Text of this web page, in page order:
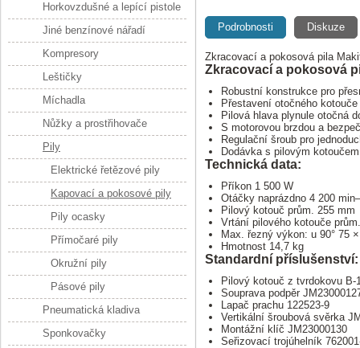
Podrobnosti Diskuze
Zkracovací a pokosová pila
Zkracovací a pokosová
Robustní konstrukce pro
Přestavení otočného kotouče
Pilová hlava plynule otočná
S motorovou brzdou a
Regulační šroub pro
Dodávka s pilovým
Technická data:
Příkon 1 500 W
Otáčky naprázdno 4 200
Pilový kotouč prům. 255 mm
Vrtání pilového kotouče
Max. řezný výkon: u 90° 75
Hmotnost 14,7 kg
Standardní příslušenství:
Pilový kotouč z tvrdokovu B-
Souprava podpěr
Lapač prachu 122523-9
Vertikální šroubová svěrka
Montážní klíč JM23000130
Seřizovací trojúhelník
Horkovzdušné a lepící pistole
Jiné benzínové nářadí
Kompresory
Leštičky
Míchadla
Nůžky a prostřihovače
Pily
Elektrické řetězové pily
Kapovací a pokosové pily
Pily ocasky
Přímočaré pily
Okružní pily
Pásové pily
Pneumatická kladiva
Sponkovačky